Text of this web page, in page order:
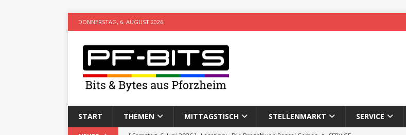
DONNERSTAG, 6. AUGUST 2026
START THEMEN MITTAGSTISCH STELLENMARKT SERVICE